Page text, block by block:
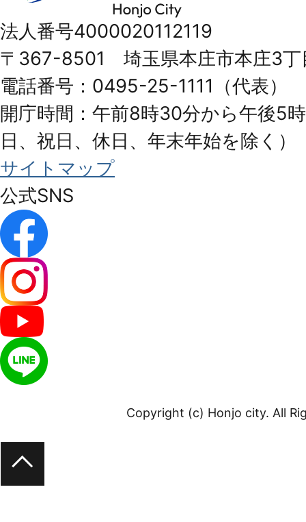
Honjo
City
法人番号4000020112119
〒367-8501 埼玉県本庄市本庄3丁
電話番号：0495-25-1111（代表）
開庁時間：午前8時30分から午後5
日、祝日、休日、年末年始を除く）
サイトマップ
公式SNS
Copyright (c) Honjo city. All